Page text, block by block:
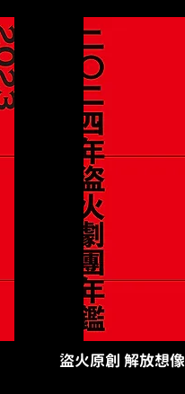
盜火原創 解放想像